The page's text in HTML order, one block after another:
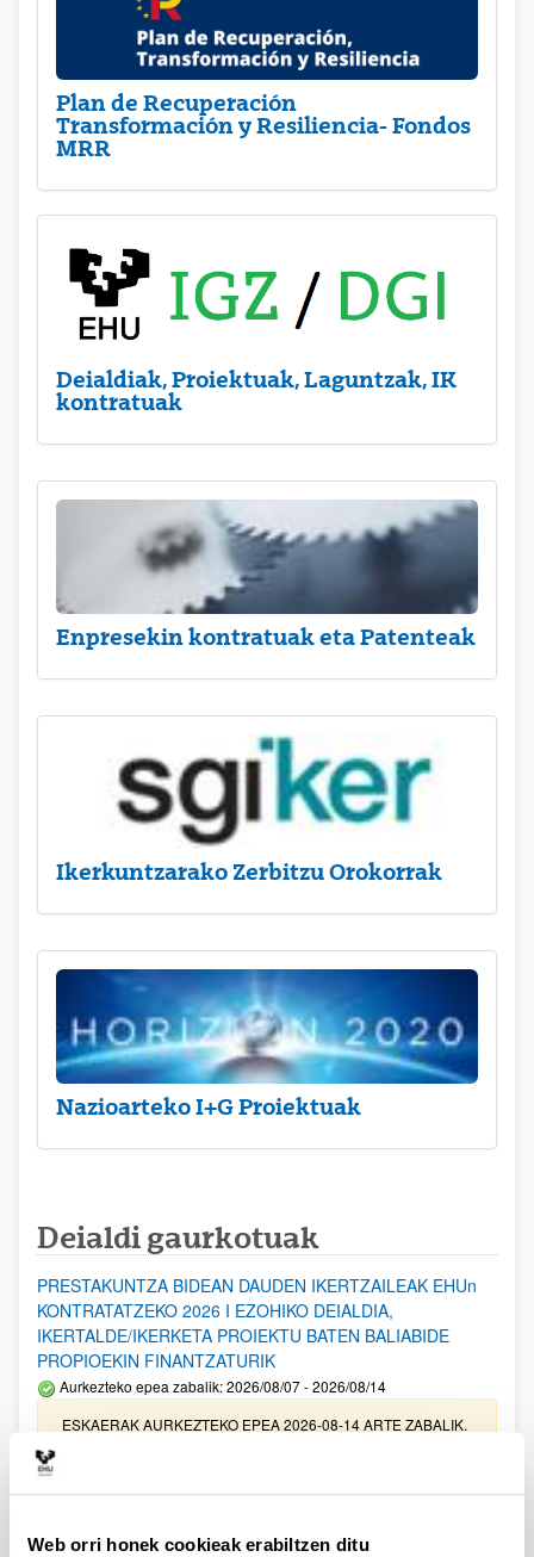
Web orri honek cookieak erabiltzen ditu
Plan de Recuperación
Transformación y Resiliencia- Fondos
MRR
Deialdiak, Proiektuak, Laguntzak, IK
kontratuak
Enpresekin kontratuak eta Patenteak
Ikerkuntzarako Zerbitzu Orokorrak
Nazioarteko I+G Proiektuak
Deialdi gaurkotuak
PRESTAKUNTZA BIDEAN DAUDEN IKERTZAILEAK EHUn
KONTRATATZEKO 2026 I EZOHIKO DEIALDIA,
IKERTALDE/IKERKETA PROIEKTU BATEN BALIABIDE
PROPIOEKIN FINANTZATURIK
Aurkezteko epea zabalik: 2026/08/07 - 2026/08/14
ESKAERAK AURKEZTEKO EPEA 2026-08-14 ARTE ZABALIK.
UPV/EHUn Azpiegitura Zientifikoa eta Funts Bibliografikoak